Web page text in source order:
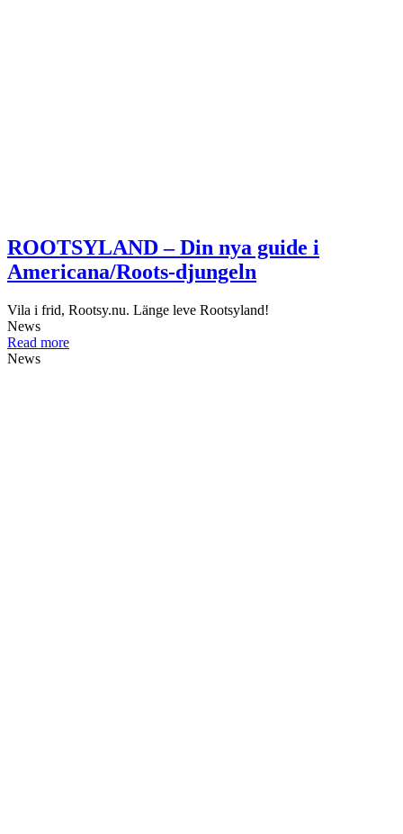
ROOTSYLAND – Din nya guide i
Americana/Roots-djungeln
Vila i frid, Rootsy.nu. Länge leve Rootsyland!
News
Read more
News